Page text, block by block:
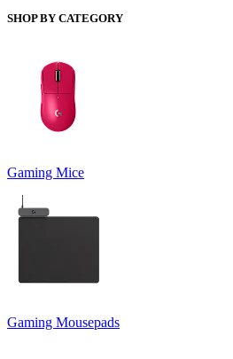
SHOP BY CATEGORY
Gaming Mice
Gaming Mousepads